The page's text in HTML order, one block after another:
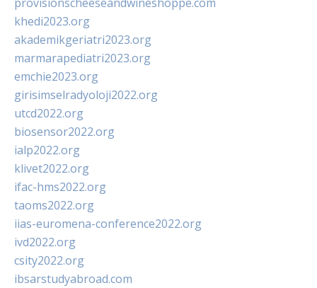
khedi2023.org
akademikgeriatri2023.org
marmarapediatri2023.org
emchie2023.org
girisimselradyoloji2022.org
utcd2022.org
biosensor2022.org
ialp2022.org
klivet2022.org
ifac-hms2022.org
taoms2022.org
iias-euromena-conference2022.org
ivd2022.org
csity2022.org
ibsarstudyabroad.com